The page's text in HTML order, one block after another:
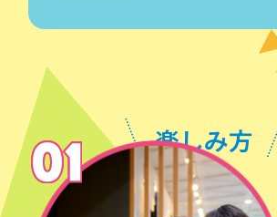
楽しみ方